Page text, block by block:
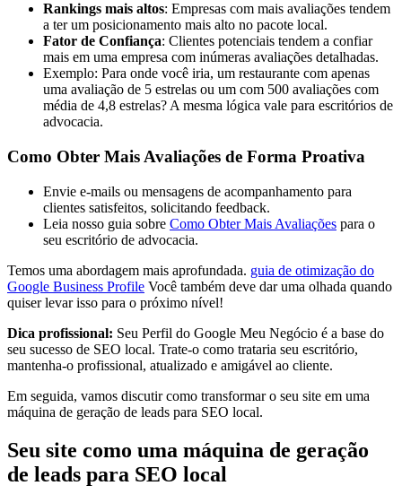
Rankings mais altos: Empresas com mais avaliações tendem
a ter um posicionamento mais alto no pacote local.
Fator de Confiança: Clientes potenciais tendem a confiar
mais em uma empresa com inúmeras avaliações detalhadas.
Exemplo: Para onde você iria, um restaurante com apenas
uma avaliação de 5 estrelas ou um com 500 avaliações com
média de 4,8 estrelas? A mesma lógica vale para escritórios de
advocacia.
Como Obter Mais Avaliações de Forma Proativa
Envie e-mails ou mensagens de acompanhamento para
clientes satisfeitos, solicitando feedback.
Leia nosso guia sobre Como Obter Mais Avaliações para o
seu escritório de advocacia.
Temos uma abordagem mais aprofundada. guia de otimização do
Google Business Profile Você também deve dar uma olhada quando
quiser levar isso para o próximo nível!
Dica profissional: Seu Perfil do Google Meu Negócio é a base do
seu sucesso de SEO local. Trate-o como trataria seu escritório,
mantenha-o profissional, atualizado e amigável ao cliente.
Em seguida, vamos discutir como transformar o seu site em uma
máquina de geração de leads para SEO local.
Seu site como uma máquina de geração
de leads para SEO local